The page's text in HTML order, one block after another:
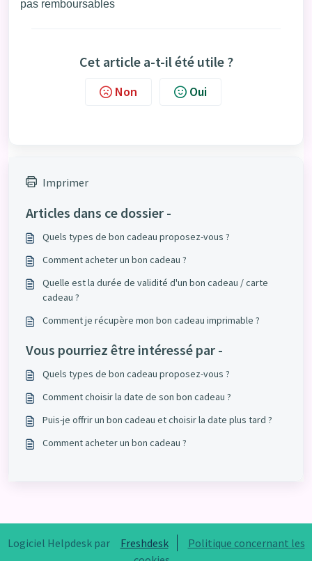
pas remboursables
Cet article a-t-il été utile ?
Non Oui
Imprimer
Articles dans ce dossier -
Quels types de bon cadeau proposez-vous ?
Comment acheter un bon cadeau ?
Quelle est la durée de validité d'un bon cadeau / carte
cadeau ?
Comment je récupère mon bon cadeau imprimable ?
Vous pourriez être intéressé par -
Quels types de bon cadeau proposez-vous ?
Comment choisir la date de son bon cadeau ?
Puis-je offrir un bon cadeau et choisir la date plus tard ?
Comment acheter un bon cadeau ?
Logiciel Helpdesk par Freshdesk
Politique concernant les